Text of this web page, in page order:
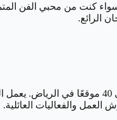
سواء كنت من محبي الفن
الرائع.
يُعتبر هذا المهرجان من أكبر المهرجانات الضوئية والفنية في العالم، حيث
والفعاليات العائلية.